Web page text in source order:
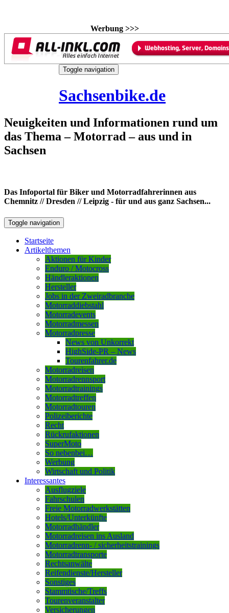
Werbung >>>
Toggle navigation
Sachsenbike.de
Neuigkeiten und Informationen rund um
das Thema – Motorrad – aus und in
Sachsen
Das Infoportal für Biker und Motorradfahrerinnen aus
Chemnitz // Dresden // Leipzig - für und aus ganz Sachsen...
Toggle navigation
Startseite
Artikelthemen
Aktionen für Kinder
Enduro / Motocross
Händleraktionen
Hersteller
Jobs in der Zweiradbranche
Motorraddiebstahl
Motorradevents
Motorradmessen
Motorradpresse
News von Unkorrekt
HighSide-PR – News
Tourenfahrer.de
Motorradreisen
Motorradrennsport
Motorradtrainings
Motorradtreffen
Motorradtouren
Polizeiberichte
Recht
Rückrufaktionen
SuperMoto
So nebenbei…
Werbung
Wirtschaft und Politik
Interessantes
Ausflugziele
Fahrschulen
Freie Motorradwerkstätten
Hotels/Unterkünfte
Motorradhändler
Motorradreisen ins Ausland
Motorradrenn- / sicherheitstrainings
Motorradtransporte
Rechtsanwälte
Reifendienste/Hersteller
Sonstiges
Stammtische/Treffs
Tourenveranstalter
Versicherungen